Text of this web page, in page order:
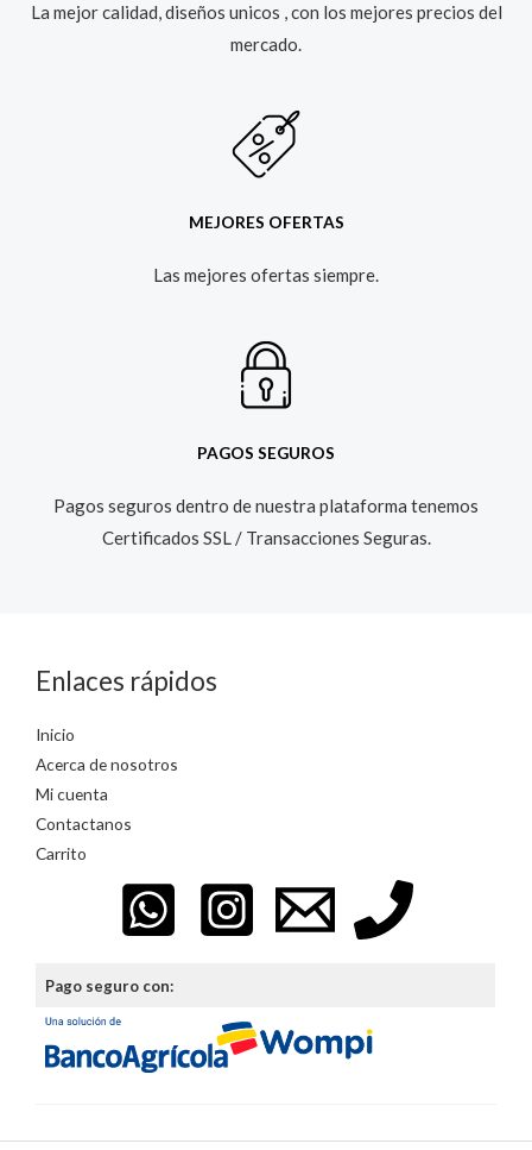
La mejor calidad, diseños unicos , con los mejores precios del
mercado.​
MEJORES OFERTAS
Las mejores ofertas siempre.​
PAGOS SEGUROS
Pagos seguros dentro de nuestra plataforma tenemos
Certificados SSL / Transacciones Seguras.​
Enlaces rápidos
Inicio
Acerca de nosotros
Mi cuenta
Contactanos
Carrito
Pago seguro con: